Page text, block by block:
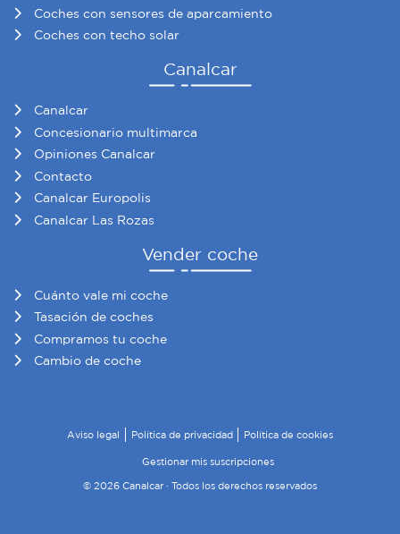
Coches con sensores de aparcamiento
Coches con techo solar
Canalcar
Canalcar
Concesionario multimarca
Opiniones Canalcar
Contacto
Canalcar Europolis
Canalcar Las Rozas
Vender coche
Cuánto vale mi coche
Tasación de coches
Compramos tu coche
Cambio de coche
Aviso legal Política de privacidad Política de cookies
Gestionar mis suscripciones
© 2026 Canalcar · Todos los derechos reservados